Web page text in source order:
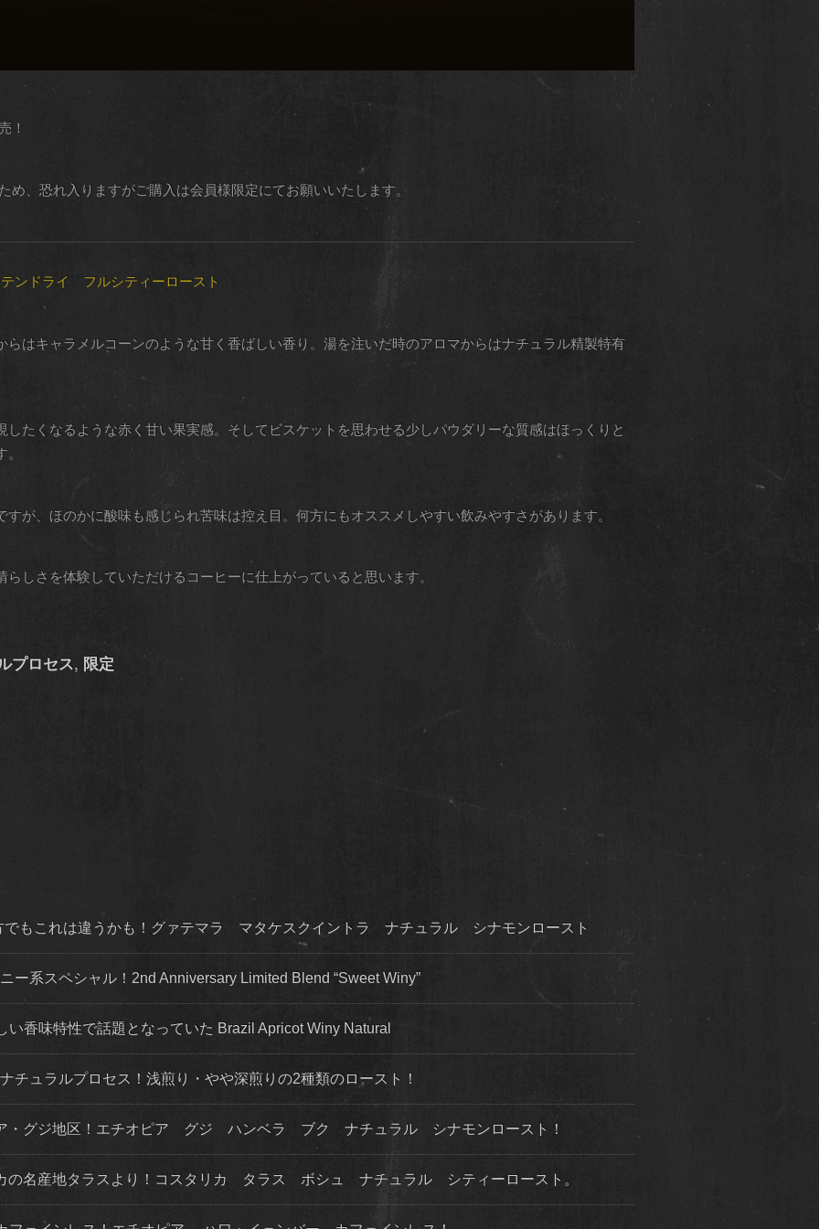
！
、恐れ入りますがご購入は会員様限定にてお願いいたします。
ドライ フルシティーロースト
らはキャラメルコーンのような甘く香ばしい香り。湯を注いだ時のアロマからはナチュラル精製特有
たくなるような赤く甘い果実感。そしてビスケットを思わせる少しパウダリーな質感はほっくりと
が、ほのかに酸味も感じられ苦味は控え目。何方にもオススメしやすい飲みやすさがあります。
しさを体験していただけるコーヒーに仕上がっていると思います。
プロセス, 限定
でもこれは違うかも！グァテマラ マタケスクイントラ ナチュラル シナモンロースト
ー系スペシャル！2nd Anniversary Limited Blend “Sweet Winy”
香味特性で話題となっていた Brazil Apricot Winy Natural
チュラルプロセス！浅煎り・やや深煎りの2種類のロースト！
・グジ地区！エチオピア グジ ハンベラ ブク ナチュラル シナモンロースト！
の名産地タラスより！コスタリカ タラス ボシュ ナチュラル シティーロースト。